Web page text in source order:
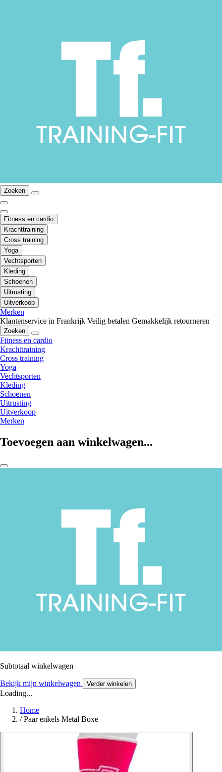
Zoeken
Fitness en cardio
Krachttraining
Cross training
Yoga
Vechtsporten
Kleding
Schoenen
Uitrusting
Uitverkoop
Merken
Klantenservice in Frankrijk Veilig betalen Gemakkelijk retourneren
Zoeken
Fitness en cardio
Krachttraining
Cross training
Yoga
Vechtsporten
Kleding
Schoenen
Uitrusting
Uitverkoop
Merken
Toevoegen aan winkelwagen...
Subtotaal winkelwagen
Bekijk mijn winkelwagen Verder winkelen
Loading...
Home
/ Paar enkels Metal Boxe